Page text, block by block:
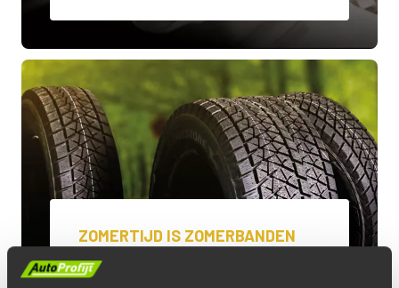
ZOMERTIJD IS ZOMERBANDEN
Stap op tijd over naar zomerbanden voor